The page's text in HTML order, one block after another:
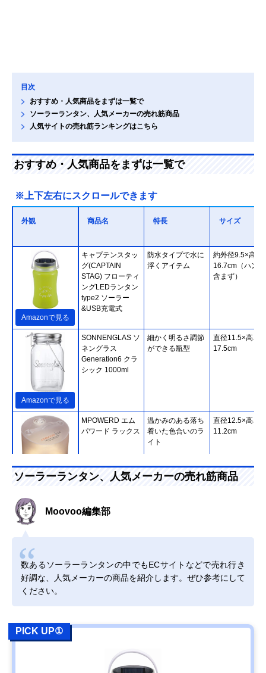
目次
おすすめ・人気商品をまずは一覧で
ソーラーランタン、人気メーカーの売れ筋商品
人気サイトの売れ筋ランキングはこちら
おすすめ・人気商品をまずは一覧で
※上下左右にスクロールできます
外観 商品名 特長 サイズ
Amazonで見る
キャプテンスタッ
グ(CAPTAIN
STAG) フローティ
ングLEDランタン
type2 ソーラー
&USB充電式
防水タイプで水に
浮くアイテム
約外径9.5×高さ
16.7cm（ハン
含まず）
Amazonで見る
SONNENGLAS ソ
ネングラス
Generation6 クラ
シック 1000ml
細かく明るさ調節
ができる瓶型
直径11.5×高さ
17.5cm
Amazonで見る
‎MPOWERD エム
パワード ラックス
温かみのある落ち
着いた色合いのラ
イト
直径12.5×高さ
11.2cm
Amazonで見る
できるソーラーラ
DS-60S
用
DOD(ディーオー
好みや気分に合わ
ソーラーランタン、人気メーカーの売れ筋商品
Moovoo編集部
数あるソーラーランタンの中でもECサイトなどで売れ行き
好調な、人気メーカーの商品を紹介します。ぜひ参考にして
ください。
PICK UP①